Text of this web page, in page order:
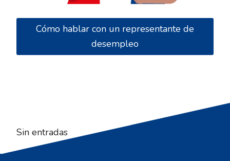
Cómo hablar con un representante de
desempleo
Sin entradas